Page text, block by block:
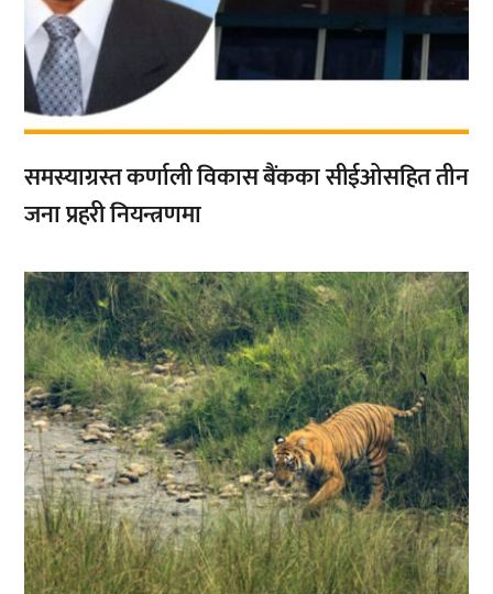
समस्याग्रस्त कर्णाली विकास बैंकका सीईओसहित तीन
जना प्रहरी नियन्त्रणमा
,